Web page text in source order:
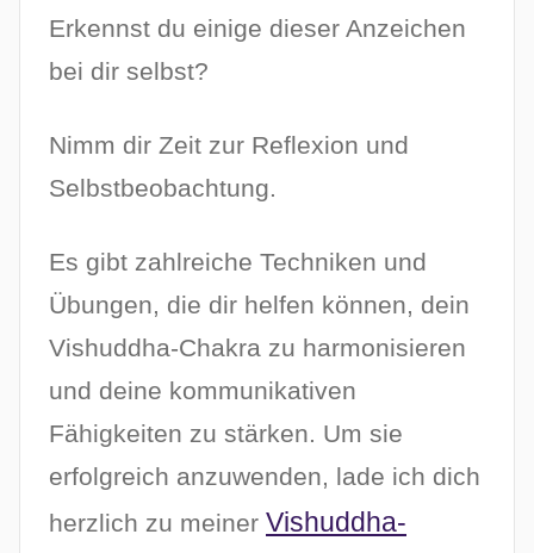
Erkennst du einige dieser Anzeichen
bei dir selbst?
Nimm dir Zeit zur Reflexion und
Selbstbeobachtung.
Es gibt zahlreiche Techniken und
Übungen, die dir helfen können, dein
Vishuddha-Chakra zu harmonisieren
und deine kommunikativen
Fähigkeiten zu stärken. Um sie
erfolgreich anzuwenden, lade ich dich
herzlich zu meiner Vishuddha-